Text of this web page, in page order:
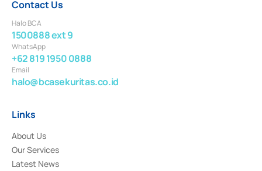
Contact Us
Halo BCA
1500888 ext 9
WhatsApp
+62 819 1950 0888
Email
halo@bcasekuritas.co.id
Links
About Us
Our Services
Latest News